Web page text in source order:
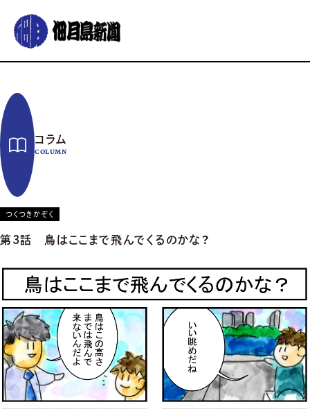
グルメ おでかけ 暮らす
佃月島新聞の紹介
お知らせ
つくつきかぞく
第3話 鳥はここまで飛んでくるのかな？
コラム
COLUMN